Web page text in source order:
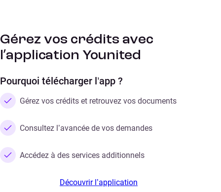
Gérez vos crédits avec
l’application Younited
Pourquoi télécharger l’app ?
Gérez vos crédits et retrouvez vos documents
Consultez l’avancée de vos demandes
Accédez à des services additionnels
Découvrir l’application